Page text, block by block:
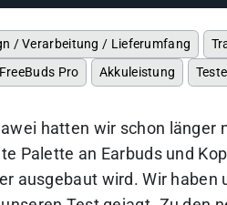
/ Verarbeitung / Lieferumfang
Pro
Akkuleistung
hatten wir schon länger
Palette an Earbuds und
ausgebaut wird. Wir haben